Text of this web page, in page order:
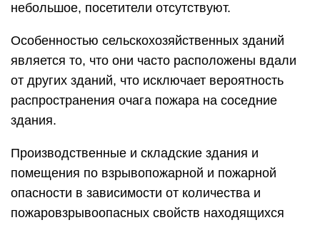
небольшое, посетители отсутствуют.
Особенностью сельскохозяйственных зданий
является то, что они часто расположены вдали
от других зданий, что исключает вероятность
распространения очага пожара на соседние
здания.
Производственные и складские здания и
помещения по взрывопо­жарной и пожарной
опасности в зависимости от количества и
пожаровзры­воопасных свойств находящихся